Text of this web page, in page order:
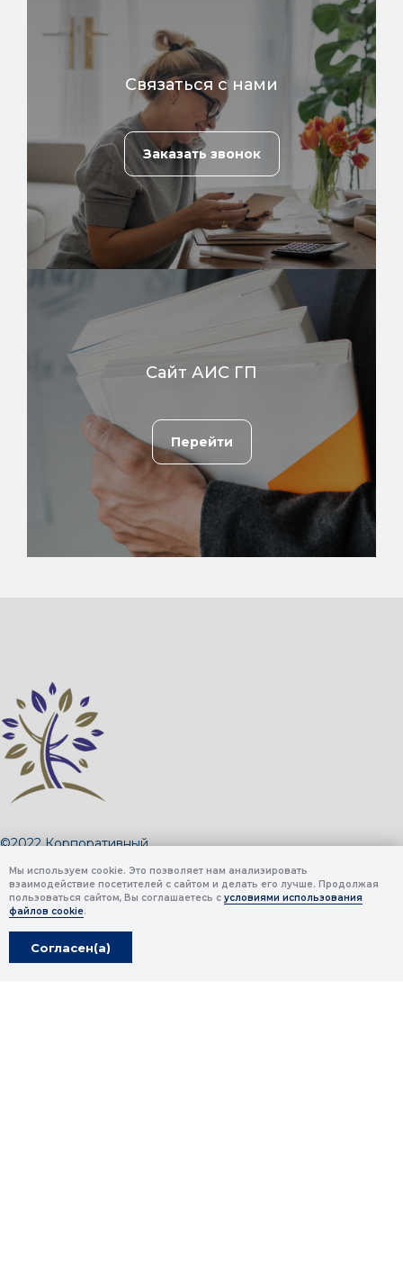
Мы используем cookie. Это позволяет нам анализировать
взаимодействие посетителей с сайтом и делать его лучше. Продолжая
пользоваться сайтом, Вы соглашаетесь с условиями использования
файлов cookie.
Согласен(а)
Связаться с нами
Заказать звонок
Сайт АИС ГП
Перейти
©2022 Корпоративный
Главная
Программы и курсы